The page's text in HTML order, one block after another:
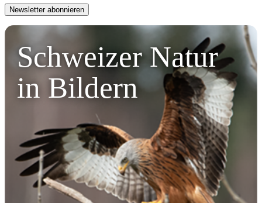
Schweizer Natur
in Bildern